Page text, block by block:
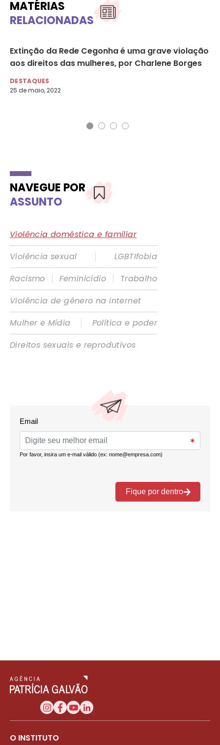
MATÉRIAS
RELACIONADAS
Extinção da Rede Cegonha é uma grave violação
aos direitos das mulheres, por Charlene Borges
DESTAQUES
25 de maio, 2022
NAVEGUE POR
ASSUNTO
Violência doméstica e familiar
Violência sexual
|
LGBTIfobia
Racismo
| Feminicídio |
Trabalho
Violência de gênero na internet
Mulher e Mídia
|
Política e poder
Direitos sexuais e reprodutivos
O INSTITUTO